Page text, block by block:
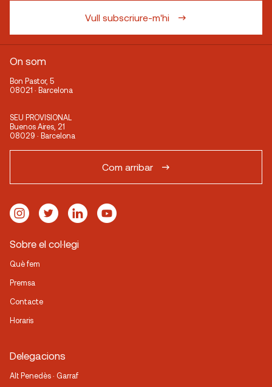
Vull subscriure-m'hi
On som
Bon Pastor, 5
08021 · Barcelona
SEU PROVISIONAL
Buenos Aires, 21
08029 · Barcelona
Com arribar
Sobre el col·legi
Què fem
Premsa
Contacte
Horaris
Delegacions
Alt Penedès · Garraf